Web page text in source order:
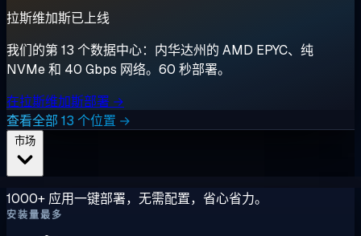
拉斯维加斯已上线
我们的第 13 个数据中心：内华达州的 AMD EPYC、纯
NVMe 和 40 Gbps 网络。60 秒部署。
在拉斯维加斯部署 →
查看全部 13 个位置 →
1000+ 应用一键部署，无需配置，省心省力。
安装量最多